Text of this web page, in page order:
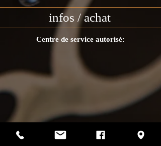
infos / achat
Centre de service autorisé:
Photos par Sharif Mirshak